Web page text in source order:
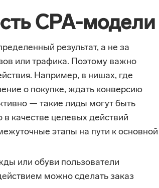
CPA-модели
результат, а не за
или трафика. Поэтому важно
Например, в нишах, где
о покупке, ждать конверсию
— такие лиды могут быть
качестве целевых действий
этапы на пути к основной
или обуви пользователи
можно сделать заказ